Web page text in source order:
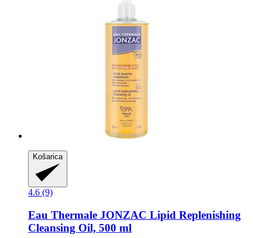
Košarica
4.6 (9)
Eau Thermale JONZAC Lipid Replenishing
Cleansing Oil, 500 ml